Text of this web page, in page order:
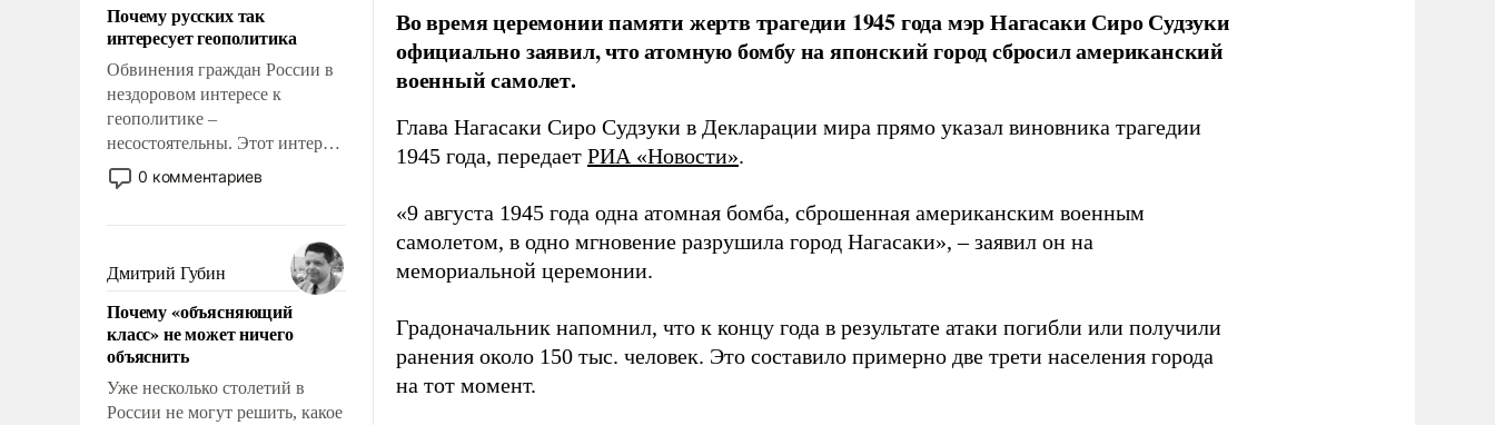
Почему русских так
интересует геополитика
Обвинения граждан России в
нездоровом интересе к
геополитике –
несостоятельны. Этот интерес
рационален и прагматичен. Он
обусловлен тысячелетним
фундаментальным знанием,
что мировая политика имеет
свойство заявляться на порог
нашего дома.
0 комментариев
Дмитрий Губин
Почему «объясняющий
класс» не может ничего
объяснить
Уже несколько столетий в
России не могут решить, какое
Во время церемонии памяти жертв трагедии 1945 года мэр Нагасаки Сиро Судзуки
официально заявил, что атомную бомбу на японский город сбросил американский
военный самолет.
Глава Нагасаки Сиро Судзуки в Декларации мира прямо указал виновника трагедии
1945 года, передает РИА «Новости».
«9 августа 1945 года одна атомная бомба, сброшенная американским военным
самолетом, в одно мгновение разрушила город Нагасаки», – заявил он на
мемориальной церемонии.
Градоначальник напомнил, что к концу года в результате атаки погибли или получили
ранения около 150 тыс. человек. Это составило примерно две трети населения города
на тот момент.